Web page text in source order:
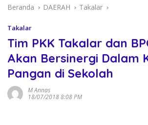
Beranda DAERAH Takalar
Takalar
Tim PKK Takalar dan
Akan Bersinergi Dalam
Pangan di Sekolah
M Annas
18/07/2018 8:08 PM